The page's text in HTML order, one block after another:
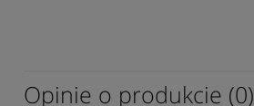
Opinie o produkcie (0)